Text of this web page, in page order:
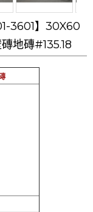
3601】30X60
地磚#135.18